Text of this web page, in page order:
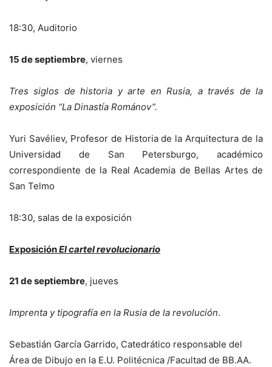
18:30, Auditorio
15 de septiembre, viernes
Tres siglos de historia y arte en Rusia, a través de la
exposición “La Dinastía Románov”.
Yuri Savéliev, Profesor de Historia de la Arquitectura de la
Universidad de San Petersburgo, académico
correspondiente de la Real Academia de Bellas Artes de
San Telmo
18:30, salas de la exposición
ExposiciónEl cartel revolucionario
21 de septiembre, jueves
Imprenta y tipografía en la Rusia de la revolución.
Sebastián García Garrido, Catedrático responsable del
Área de Dibujo en la E.U. Politécnica /Facultad de BB.AA.